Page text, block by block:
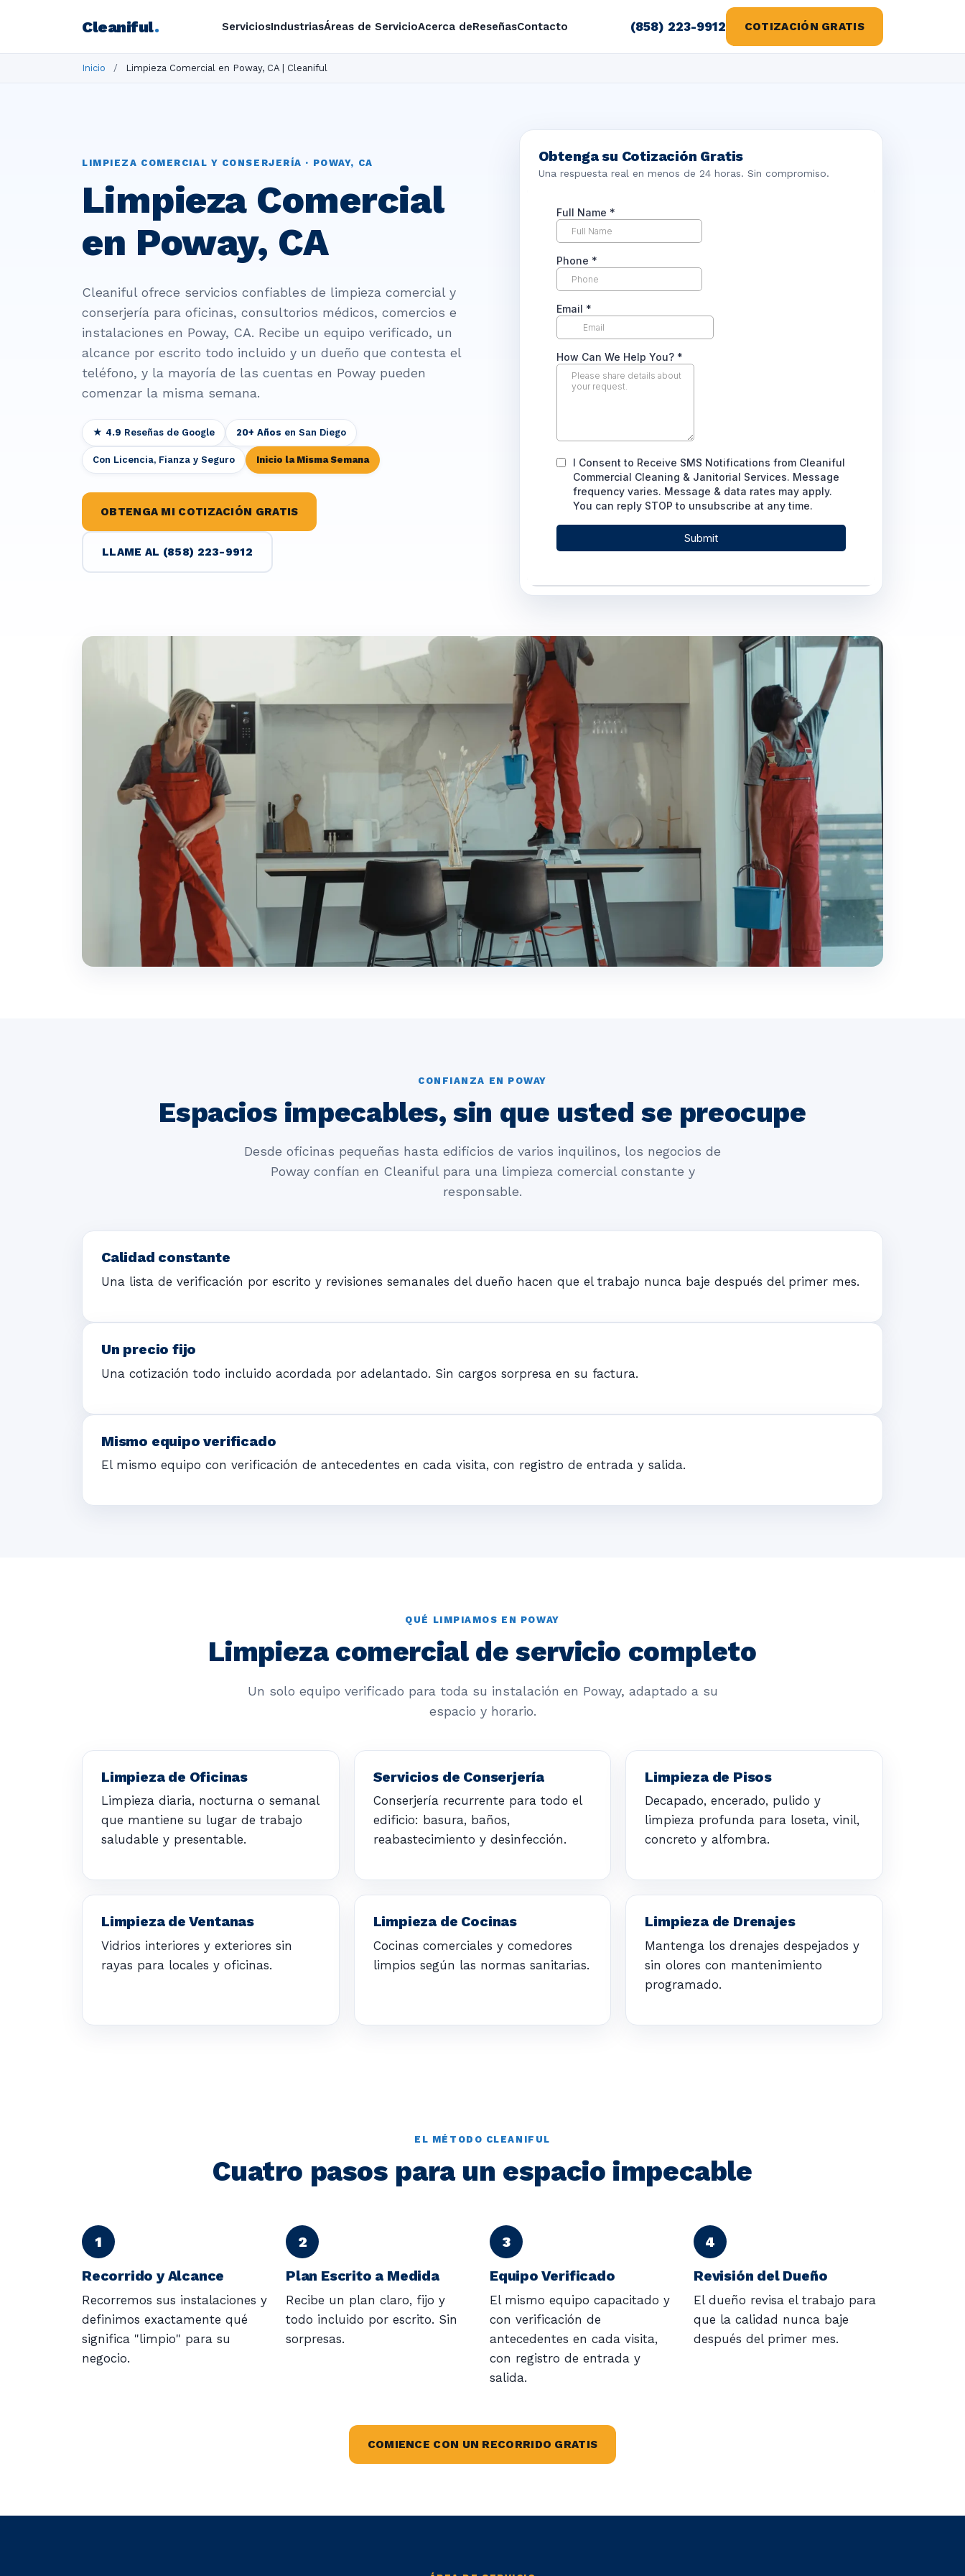
Cleaniful. ServiciosIndustriasÁreas de ServicioAcerca deReseñasContacto (858) 223-9912 COTIZACIÓN GRATIS
Inicio / Limpieza Comercial en Poway, CA | Cleaniful
LIMPIEZA COMERCIAL Y CONSERJERÍA · POWAY, CA
Limpieza Comercial
en Poway, CA
Cleaniful ofrece servicios confiables de limpieza comercial y
conserjería para oficinas, consultorios médicos, comercios e
instalaciones en Poway, CA. Recibe un equipo verificado, un
alcance por escrito todo incluido y un dueño que contesta el
teléfono, y la mayoría de las cuentas en Poway pueden
comenzar la misma semana.
★ 4.9 Reseñas de Google 20+ Años en San Diego
Con Licencia, Fianza y Seguro Inicio la Misma Semana
OBTENGA MI COTIZACIÓN GRATIS
LLAME AL (858) 223-9912
Obtenga su Cotización Gratis
Una respuesta real en menos de 24 horas. Sin compromiso.
CONFIANZA EN POWAY
Espacios impecables, sin que usted se preocupe
Desde oficinas pequeñas hasta edificios de varios inquilinos, los negocios de
Poway confían en Cleaniful para una limpieza comercial constante y
responsable.
Calidad constante
Una lista de verificación por escrito y revisiones semanales del dueño hacen que el trabajo nunca baje después del primer mes.
Un precio fijo
Una cotización todo incluido acordada por adelantado. Sin cargos sorpresa en su factura.
Mismo equipo verificado
El mismo equipo con verificación de antecedentes en cada visita, con registro de entrada y salida.
QUÉ LIMPIAMOS EN POWAY
Limpieza comercial de servicio completo
Un solo equipo verificado para toda su instalación en Poway, adaptado a su
espacio y horario.
Limpieza de Oficinas
Limpieza diaria, nocturna o semanal
que mantiene su lugar de trabajo
saludable y presentable.
Servicios de Conserjería
Conserjería recurrente para todo el
edificio: basura, baños,
reabastecimiento y desinfección.
Limpieza de Pisos
Decapado, encerado, pulido y
limpieza profunda para loseta, vinil,
concreto y alfombra.
Limpieza de Ventanas
Vidrios interiores y exteriores sin
rayas para locales y oficinas.
Limpieza de Cocinas
Cocinas comerciales y comedores
limpios según las normas sanitarias.
Limpieza de Drenajes
Mantenga los drenajes despejados y
sin olores con mantenimiento
programado.
EL MÉTODO CLEANIFUL
Cuatro pasos para un espacio impecable
Recorrido y Alcance
Recorremos sus instalaciones y
definimos exactamente qué
significa "limpio" para su
negocio.
Plan Escrito a Medida
Recibe un plan claro, fijo y
todo incluido por escrito. Sin
sorpresas.
Equipo Verificado
El mismo equipo capacitado y
con verificación de
antecedentes en cada visita,
con registro de entrada y
salida.
Revisión del Dueño
El dueño revisa el trabajo para
que la calidad nunca baje
después del primer mes.
COMIENCE CON UN RECORRIDO GRATIS